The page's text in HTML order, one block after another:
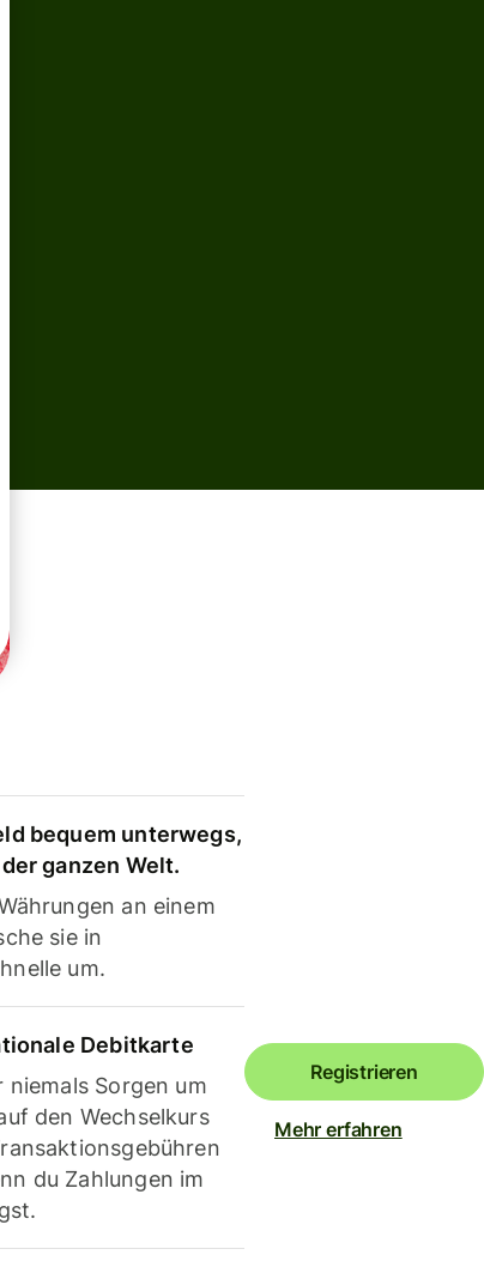
bequem unterwegs,
ganzen Welt.
an einem
sie in
um.
Debitkarte
niemals Sorgen um
den Wechselkurs
du Zahlungen im
Registrieren
Mehr erfahren